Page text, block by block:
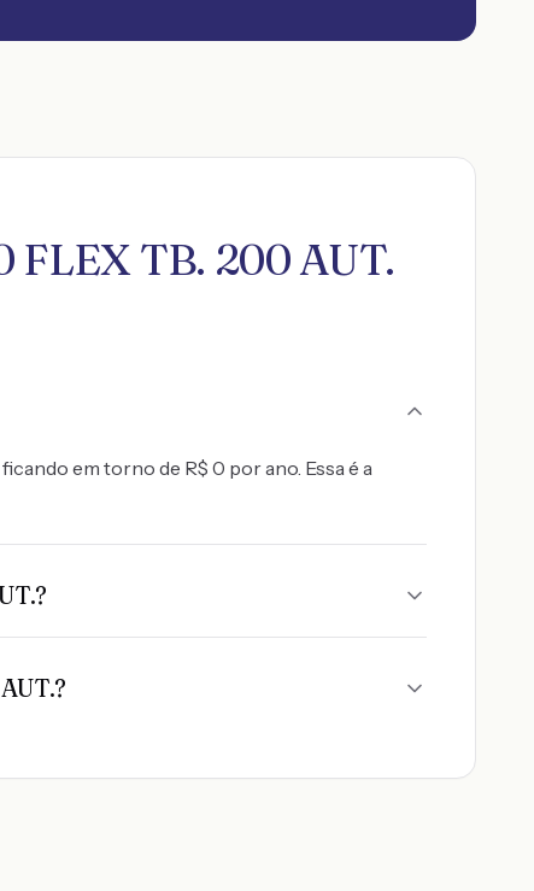
FLEX TB. 200 AUT.
em torno de R$ 0 por ano. Essa é a